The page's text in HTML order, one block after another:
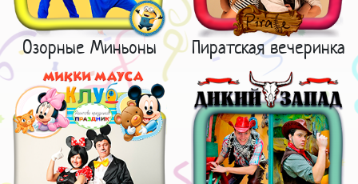
Озорные Миньоны Пиратская вечеринка